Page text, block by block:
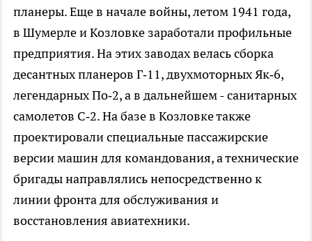
планеры. Еще в начале войны, летом 1941 года,
в Шумерле и Козловке заработали профильные
предприятия. На этих заводах велась сборка
десантных планеров Г‑11, двухмоторных Як‑6,
легендарных По‑2, а в дальнейшем - санитарных
самолетов С‑2. На базе в Козловке также
проектировали специальные пассажирские
версии машин для командования, а технические
бригады направлялись непосредственно к
линии фронта для обслуживания и
восстановления авиатехники.